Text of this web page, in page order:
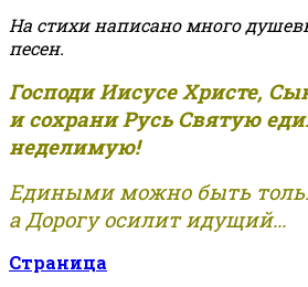
На стихи написано много
песен.
Господи Иисусе Христе,
и сохрани Русь Святую
неделимую!
Едиными можно быть
а Дорогу осилит идущий...
Страница